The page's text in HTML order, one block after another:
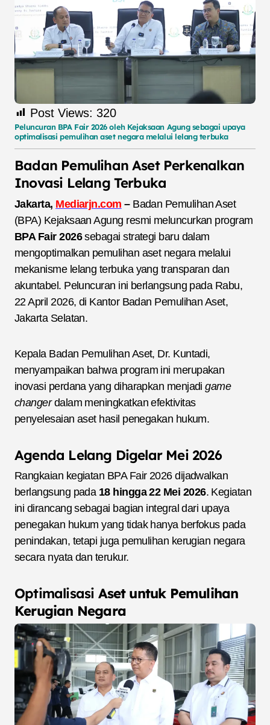
Post Views: 320
Peluncuran BPA Fair 2026 oleh Kejaksaan Agung sebagai upaya
optimalisasi pemulihan aset negara melalui lelang terbuka
Badan Pemulihan Aset Perkenalkan
Inovasi Lelang Terbuka
Jakarta, Mediarjn.com –Badan Pemulihan Aset
(BPA) Kejaksaan Agung resmi meluncurkan program
BPA Fair 2026sebagai strategi baru dalam
mengoptimalkan pemulihan aset negara melalui
mekanisme lelang terbuka yang transparan dan
akuntabel. Peluncuran ini berlangsung pada Rabu,
22 April 2026, di Kantor Badan Pemulihan Aset,
Jakarta Selatan.
Kepala Badan Pemulihan Aset, Dr. Kuntadi,
menyampaikan bahwa program ini merupakan
inovasi perdana yang diharapkan menjadigame
changerdalam meningkatkan efektivitas
penyelesaian aset hasil penegakan hukum.
Agenda Lelang Digelar Mei 2026
Rangkaian kegiatan BPA Fair 2026 dijadwalkan
berlangsung pada 18 hingga 22 Mei 2026. Kegiatan
ini dirancang sebagai bagian integral dari upaya
penegakan hukum yang tidak hanya berfokus pada
penindakan, tetapi juga pemulihan kerugian negara
secara nyata dan terukur.
Optimalisasi Aset untuk Pemulihan
Kerugian Negara